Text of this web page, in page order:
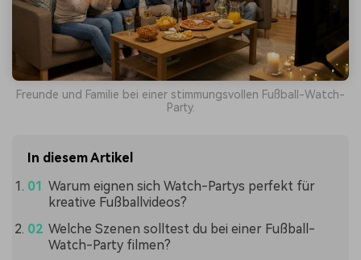
Freunde und Familie bei einer stimmungsvollen Fußball-Watch-
Party.
In diesem Artikel
Warum eignen sich Watch-Partys perfekt für
kreative Fußballvideos?
Welche Szenen solltest du bei einer Fußball-
Watch-Party filmen?